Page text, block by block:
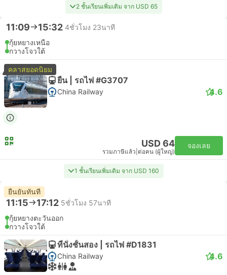
2 ชั้นเรียนเพิ่มเติม จาก USD 65
11:09 15:32 4ชั่วโมง 23นาที
กุ้ยหยางเหนือ
กวางโจวใต้
คลาสยอดนิยม
ยืน | รถไฟ #G3707
China Railway 4.6
USD 64
รวมภาษีแล้ว ต่อคน (ผู้ใหญ่)
จองเลย
1 ชั้นเรียนเพิ่มเติม จาก USD 160
ยืนยันทันที
11:15 17:12 5ชั่วโมง 57นาที
กุ้ยหยางตะวันออก
กวางโจวใต้
ที่นั่งชั้นสอง | รถไฟ #D1831
China Railway 4.6